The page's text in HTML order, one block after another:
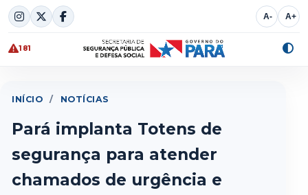
Skip
to
content
A- A+
181
INÍCIO / NOTÍCIAS
Pará implanta Totens de
segurança para atender
chamados de urgência e